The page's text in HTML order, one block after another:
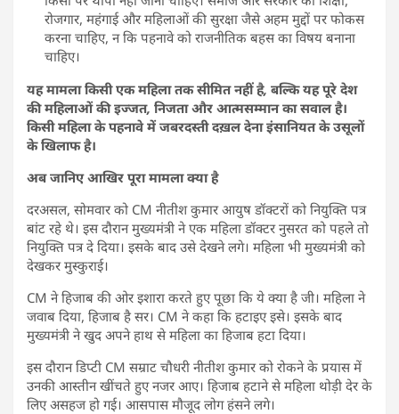
रोजगार, महंगाई और महिलाओं की सुरक्षा जैसे अहम मुद्दों पर फोकस
करना चाहिए, न कि पहनावे को राजनीतिक बहस का विषय बनाना
चाहिए।
यह मामला किसी एक महिला तक सीमित नहीं है, बल्कि यह पूरे देश
की महिलाओं की इज्जत, निजता और आत्मसम्मान का सवाल है।
किसी महिला के पहनावे में जबरदस्ती दख़ल देना इंसानियत के उसूलों
के खिलाफ है।
अब जानिए आखिर पूरा मामला क्या है
दरअसल, सोमवार को CM नीतीश कुमार आयुष डॉक्टरों को नियुक्ति पत्र
बांट रहे थे। इस दौरान मुख्यमंत्री ने एक महिला डॉक्टर नुसरत को पहले तो
नियुक्ति पत्र दे दिया। इसके बाद उसे देखने लगे। महिला भी मुख्यमंत्री को
देखकर मुस्कुराई।
CM ने हिजाब की ओर इशारा करते हुए पूछा कि ये क्या है जी। महिला ने
जवाब दिया, हिजाब है सर। CM ने कहा कि हटाइए इसे। इसके बाद
मुख्यमंत्री ने खुद अपने हाथ से महिला का हिजाब हटा दिया।
इस दौरान डिप्टी CM सम्राट चौधरी नीतीश कुमार को रोकने के प्रयास में
उनकी आस्तीन खींचते हुए नजर आए। हिजाब हटाने से महिला थोड़ी देर के
लिए असहज हो गई। आसपास मौजूद लोग हंसने लगे।